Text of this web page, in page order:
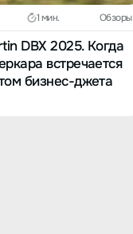
1 мин. Обзоры
DBX 2025. Когда
встречается
бизнес-джета